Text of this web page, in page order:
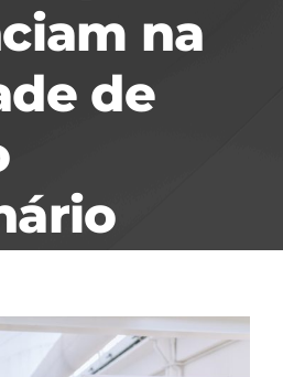
na
de